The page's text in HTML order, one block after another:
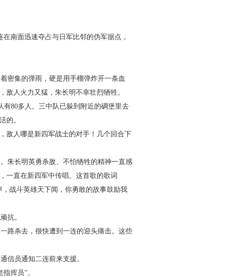
南面迅速夺占与日军比邻的伪军据点，
密集的弹雨，硬是用手榴弹炸开一条血
敌人火力又猛，朱长明不幸壮烈牺牲。
有80多人。三中队已躲到附近的碉堡里去
的。
敌人哪是新四军战士的对手！几个回合下
朱长明英勇杀敌、不怕牺牲的精神一直感
一直在新四军中传唱。这首歌的歌词
战斗英雄天下闻，你勇敢的故事鼓励我
抗。
路杀去，很快遭到一连的迎头痛击。这些
信员通知二连前来支援。
挥员”。